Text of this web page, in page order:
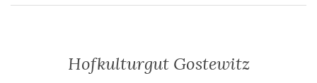
Hofkulturgut Gostewitz